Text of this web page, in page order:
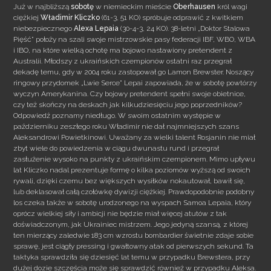
Już w najbliższąsobotę w niemieckim mieście Oberhausen król wagi
ciężkiejWładimir Kliczko (61-3, 51 KO) spróbuje odprawić z kwitkiem
niebezpiecznegoAlexa Lepaia (30-4-3, 24 KO). 38-letni „Doktor Stalowa
Pięść” położy na szali swoje mistrzowskie pasy federacji IBF, WBO, WBA
i IBO, na które wielką ochotę ma bojowo nastawiony pretendent z
Australii. Młodszy z ukraińskich czempionów ostatni raz przegrał
dekadę temu, gdy w 2004 roku zastopował go Lamon Brewster. Noszący
ringowy przydomek „Lwie Serce” Lepai zapowiada, że w sobotę powtórzy
wyczyn Amerykanina. Czy bojowy pretendent spełni swoje obietnice,
czy też skończy na deskach jak kilkudziesięciu jego poprzedników?
Odpowiedź poznamy niedługo. W swoim ostatnim występie w
październiku zeszłego roku Władimir nie dał najmniejszych szans
Aleksandrowi Powietkinowi. Uważany za wielki talent Rosjanin nie miał
zbyt wiele do powiedzenia w ciągu dwunastu rund i przegrał
zasłużenie wysoko na punkty z ukraińskim czempionem. Mimo upływu
lat Kliczko nadal prezentuje formę o kilka poziomów wyższą od swoich
rywali, dzięki czemu bez większych wysiłków nokautował, bawił się,
lub deklasował całą czołówkę dywizji ciężkiej. Prawdopodobnie podobny
los czeka także w sobotę urodzonego na wyspach Samoa Lepaia, który
oprócz wielkiej siły i ambicji nie będzie miał więcej atutów z tak
doświadczonym, jak Ukrainiec mistrzem. Jego jedyną szansą, z której
ten mierzący zaledwie 183 cm wzrostu bombardier świetnie zdaje sobie
sprawę, jest ciągły pressing i gwałtowny atak od pierwszych sekund. Ta
taktyka sprawdziła się dziesięć lat temu w przypadku Brewstera, przy
dużej dozie szczęścia może się sprawdzić również w przypadku Aleksa.